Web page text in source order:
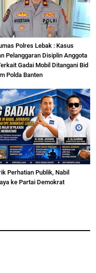
Polres Lebak : Kasus
Pelanggaran Disiplin Anggota
Gadai Mobil Ditangani Bid
Polda Banten
Perhatian Publik, Nabil
ke Partai Demokrat